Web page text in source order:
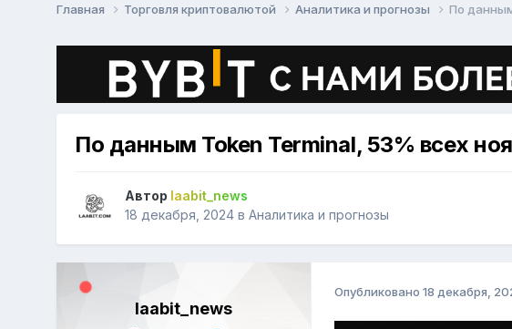
Главная Торговля криптовалютой Аналитика и прогнозы По
По данным Token Terminal, 53% всех
Автор laabit_news
18 декабря, 2024 вАналитика и прогнозы
laabit_news
Опубликовано18 декабря,